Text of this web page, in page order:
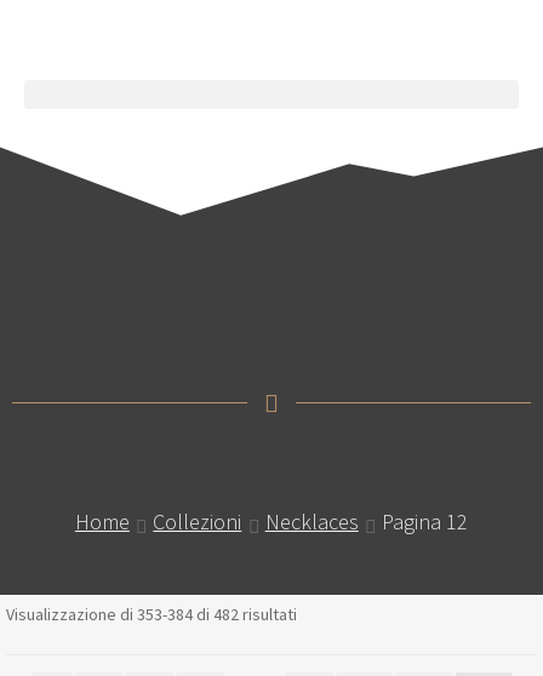
Home Collezioni Necklaces Pagina 12
Visualizzazione di 353-384 di 482 risultati